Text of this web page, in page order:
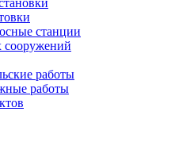
станции
сооружений
работы
работы